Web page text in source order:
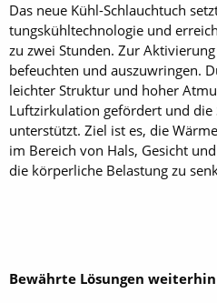
Das neue Kühl-Schlauchtuch
tungskühltechnologie und
zu zwei Stunden. Zur
befeuchten und auszuwringen.
leichter Struktur und hoher
Luftzirkulation gefördert und die
unterstützt. Ziel ist es, die
im Bereich von Hals, Gesicht
die körperliche Belastung zu
Bewährte Lösungen